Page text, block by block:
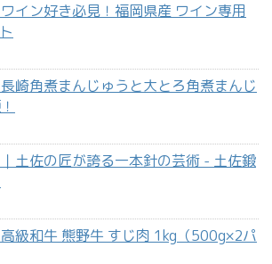
イン好き必見！福岡県産 ワイン専用
長崎角煮まんじゅうと大とろ角煮まんじ
｜土佐の匠が誇る一本針の芸術 - 土佐鍛
高級和牛 熊野牛 すじ肉 1kg（500g×2パ